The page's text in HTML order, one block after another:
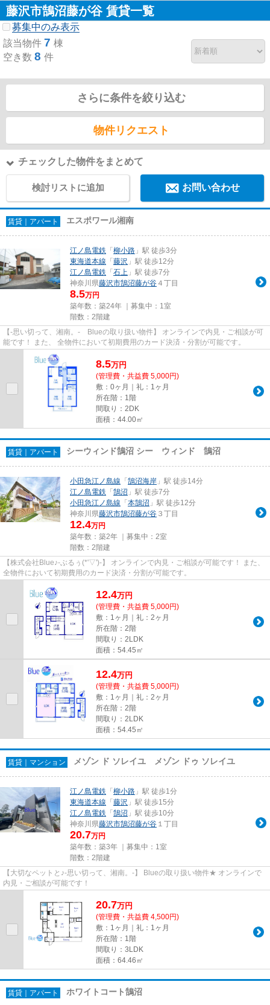
藤沢市鵠沼藤が谷 賃貸一覧
募集中のみ表示
該当物件 7 棟
空き数 8 件
さらに条件を絞り込む
物件リクエスト
チェックした物件をまとめて
検討リストに追加 お問い合わせ
賃貸｜アパート エスポワール湘南
江ノ島電鉄 「 柳小路 」駅 徒歩3分
東海道本線 「 藤沢 」駅 徒歩12分
江ノ島電鉄 「 石上 」駅 徒歩7分
神奈川県藤沢市鵠沼藤が谷 ４丁目
8.5万円
築年数：築24年 ｜募集中： 1室
階数：2階建
【-思い切って、湘南。- Blueの取り扱い物件】 オンラインで内見・ご相談が可
能です！ また、 全物件において初期費用のカード決済・分割が可能です。
8.5万円
(管理費・共益費 5,000円)
敷：0ヶ月｜礼：1ヶ月
所在階：1階
間取り：2DK
面積：44.00㎡
賃貸｜アパート シーウィンド鵠沼 シー ウィンド 鵠沼
小田急江ノ島線 「 鵠沼海岸 」駅 徒歩14分
江ノ島電鉄 「 鵠沼 」駅 徒歩7分
小田急江ノ島線 「 本鵠沼 」駅 徒歩12分
神奈川県藤沢市鵠沼藤が谷 ３丁目
12.4万円
築年数：築2年 ｜募集中： 2室
階数：2階建
【株式会社Blue♪-ぶるぅ(*'▽')-】 オンラインで内見・ご相談が可能です！ また、
全物件において初期費用のカード決済・分割が可能です。
12.4万円
(管理費・共益費 5,000円)
敷：1ヶ月｜礼：2ヶ月
所在階：2階
間取り：2LDK
面積：54.45㎡
12.4万円
(管理費・共益費 5,000円)
敷：1ヶ月｜礼：2ヶ月
所在階：2階
間取り：2LDK
面積：54.45㎡
賃貸｜マンション メゾン ド ソレイユ メゾン ドゥ ソレイユ
江ノ島電鉄 「 柳小路 」駅 徒歩1分
東海道本線 「 藤沢 」駅 徒歩15分
江ノ島電鉄 「 鵠沼 」駅 徒歩10分
神奈川県藤沢市鵠沼藤が谷 １丁目
20.7万円
築年数：築3年 ｜募集中： 1室
階数：2階建
【大切なペットと♪-思い切って、湘南。-】 Blueの取り扱い物件★ オンラインで
内見・ご相談が可能です！
20.7万円
(管理費・共益費 4,500円)
敷：1ヶ月｜礼：1ヶ月
所在階：1階
間取り：3LDK
面積：64.46㎡
賃貸｜アパート ホワイトコート鵠沼